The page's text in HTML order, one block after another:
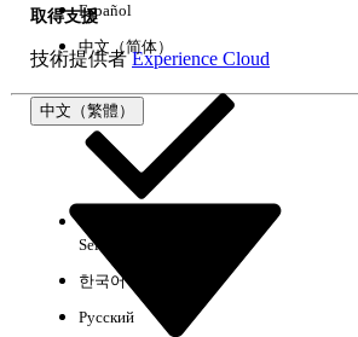
取得支援
技術提供者Experience Cloud
中文（繁體）
Español
中文（简体）
Select Org
한국어
Русский